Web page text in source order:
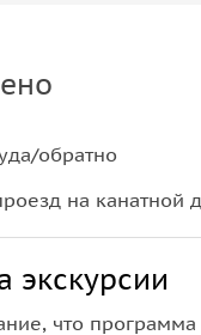
обратно
на канатной
экскурсии
что